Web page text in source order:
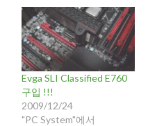
Evga SLI Classified E760
구입 !!!
2009/12/24
"PC System"에서